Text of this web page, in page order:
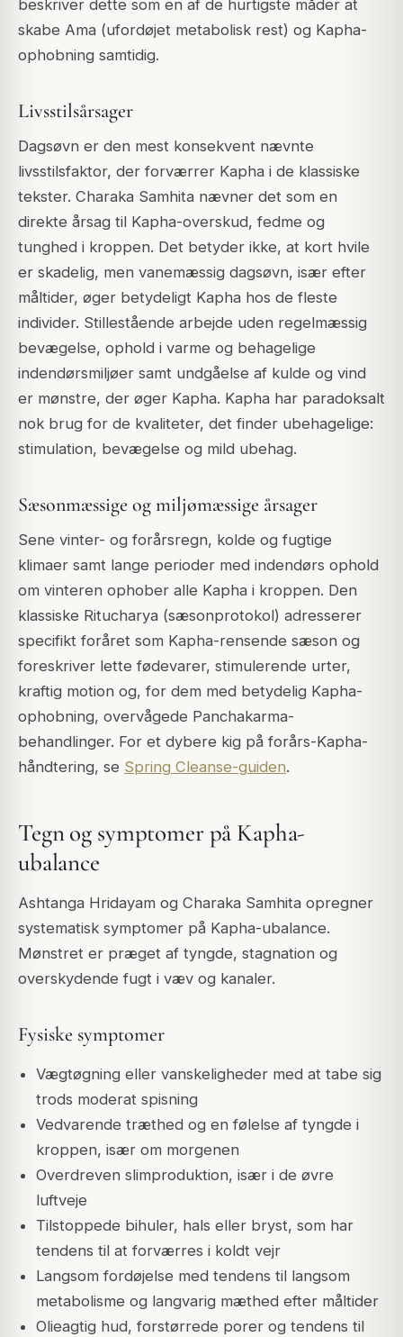
beskriver dette som en af de hurtigste måder at
skabe Ama (ufordøjet metabolisk rest) og Kapha-
ophobning samtidig.
Livsstilsårsager
Dagsøvn er den mest konsekvent nævnte
livsstilsfaktor, der forværrer Kapha i de klassiske
tekster. Charaka Samhita nævner det som en
direkte årsag til Kapha-overskud, fedme og
tunghed i kroppen. Det betyder ikke, at kort hvile
er skadelig, men vanemæssig dagsøvn, især efter
måltider, øger betydeligt Kapha hos de fleste
individer. Stillestående arbejde uden regelmæssig
bevægelse, ophold i varme og behagelige
indendørsmiljøer samt undgåelse af kulde og vind
er mønstre, der øger Kapha. Kapha har paradoksalt
nok brug for de kvaliteter, det finder ubehagelige:
stimulation, bevægelse og mild ubehag.
Sæsonmæssige og miljømæssige årsager
Sene vinter- og forårsregn, kolde og fugtige
klimaer samt lange perioder med indendørs ophold
om vinteren ophober alle Kapha i kroppen. Den
klassiske Ritucharya (sæsonprotokol) adresserer
specifikt foråret som Kapha-rensende sæson og
foreskriver lette fødevarer, stimulerende urter,
kraftig motion og, for dem med betydelig Kapha-
ophobning, overvågede Panchakarma-
behandlinger. For et dybere kig på forårs-Kapha-
håndtering, se Spring Cleanse-guiden.
Tegn og symptomer på Kapha-
ubalance
Ashtanga Hridayam og Charaka Samhita opregner
systematisk symptomer på Kapha-ubalance.
Mønstret er præget af tyngde, stagnation og
overskydende fugt i væv og kanaler.
Fysiske symptomer
Vægtøgning eller vanskeligheder med at tabe sig
trods moderat spisning
Vedvarende træthed og en følelse af tyngde i
kroppen, især om morgenen
Overdreven slimproduktion, især i de øvre
luftveje
Tilstoppede bihuler, hals eller bryst, som har
tendens til at forværres i koldt vejr
Langsom fordøjelse med tendens til langsom
metabolisme og langvarig mæthed efter måltider
Olieagtig hud, forstørrede porer og tendens til